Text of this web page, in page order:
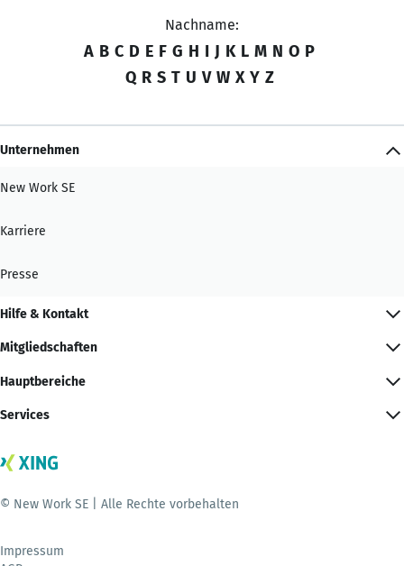
Nachname:
A B C D E F G H I J K L M N O P
Q R S T U V W X Y Z
Unternehmen
New Work SE
Karriere
Presse
Hilfe & Kontakt
Mitgliedschaften
Hauptbereiche
Services
© New Work SE | Alle Rechte vorbehalten
Impressum